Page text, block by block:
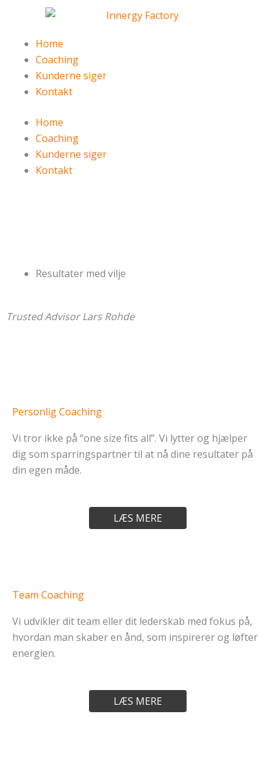
indholdetHome
Coaching
Kunderne siger
Kontakt
Home
Coaching
Kunderne siger
Kontakt
Resultater med vilje
Trusted Advisor Lars Rohde
Personlig Coaching
Vi tror ikke på “one size fits all”. Vi lytter og hjælper
dig som sparringspartner til at nå dine resultater på
din egen måde.
LÆS MERE
Team Coaching
Vi udvikler dit team eller dit lederskab med fokus på,
hvordan man skaber en ånd, som inspirerer og løfter
energien.
LÆS MERE